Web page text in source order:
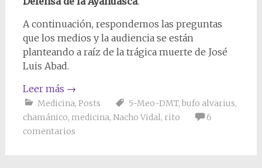
A continuación, respondemos las preguntas
que los medios y la audiencia se están
planteando a raíz de la trágica muerte de José
Luis Abad.
Leer más →
Medicina, Posts 5-Meo-DMT, bufo alvarius,
chamánico, medicina, Nacho Vidal, rito
6
comentarios